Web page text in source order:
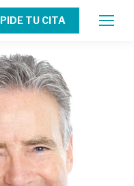
PIDE TU CITA